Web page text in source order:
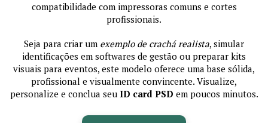
compatibilidade com impressoras comuns e cortes
profissionais.
Seja para criar um exemplo de crachá realista, simular
identificações em softwares de gestão ou preparar kits
visuais para eventos, este modelo oferece uma base sólida,
profissional e visualmente convincente. Visualize,
personalize e conclua seu ID card PSD em poucos minutos.